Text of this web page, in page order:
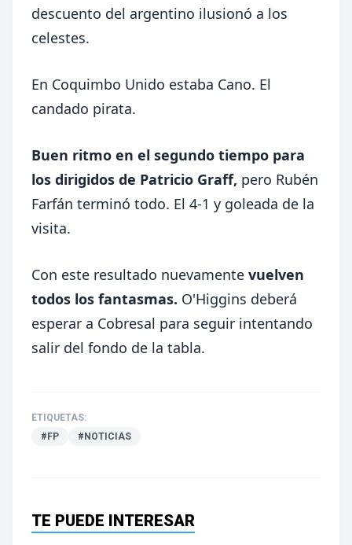
descuento del argentino ilusionó a los
celestes.
En Coquimbo Unido estaba Cano. El
candado pirata.
Buen ritmo en el segundo tiempo para
los dirigidos de Patricio Graff, pero Rubén
Farfán terminó todo. El 4-1 y goleada de la
visita.
Con este resultado nuevamente vuelven
todos los fantasmas. O'Higgins deberá
esperar a Cobresal para seguir intentando
salir del fondo de la tabla.
ETIQUETAS:
#FP
#NOTICIAS
TE PUEDE INTERESAR